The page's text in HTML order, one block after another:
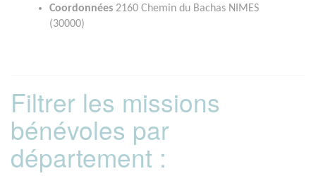
Coordonnées 2160 Chemin du Bachas NIMES
(30000)
Filtrer les missions
bénévoles par
département :